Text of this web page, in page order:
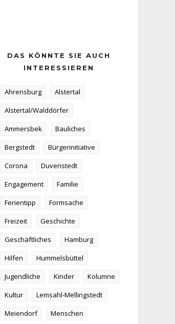
DAS KÖNNTE SIE AUCH
INTERESSIEREN
Ahrensburg
Alstertal
Alstertal/Walddörfer
Ammersbek
Bauliches
Bergstedt
Bürgerinitiative
Corona
Duvenstedt
Engagement
Familie
Ferientipp
Formsache
Freizeit
Geschichte
Geschäftliches
Hamburg
Hilfen
Hummelsbüttel
Jugendliche
Kinder
Kolumne
Kultur
Lemsahl-Mellingstedt
Meiendorf
Menschen